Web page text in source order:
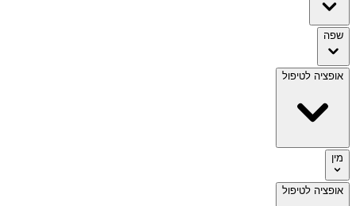
שפה
אופציה לטיפול
מין
אופציה לטיפול